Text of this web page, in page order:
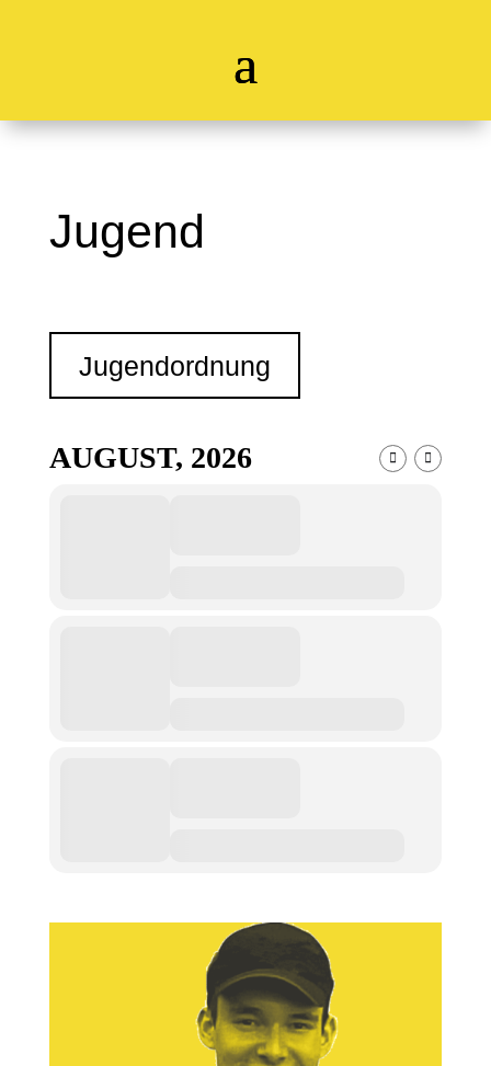
Jugend
Jugendordnung
AUGUST, 2026